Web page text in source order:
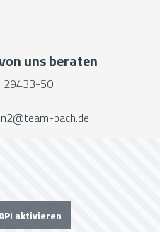
uns beraten
29433-50
bach.de
aktivieren